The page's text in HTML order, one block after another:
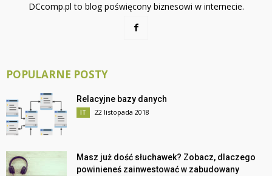
DCcomp.pl to blog poświęcony biznesowi w internecie.
POPULARNE POSTY
Relacyjne bazy danych
IT 22 listopada 2018
Masz już dość słuchawek? Zobacz, dlaczego
powinieneś zainwestować w zabudowany